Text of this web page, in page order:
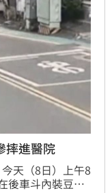
摔進醫院
天（8日）上午8
後車斗內裝豆腐